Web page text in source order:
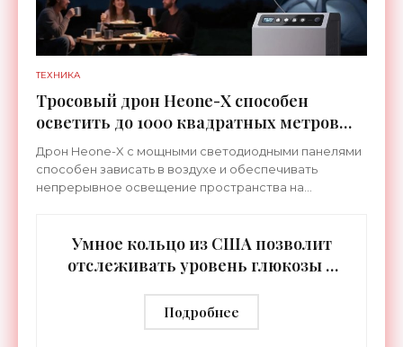
ТЕХНИКА
Тросовый дрон Heone-X способен
осветить до 1000 квадратных метров
земли - «Беспилотники»
Дрон Heone-X с мощными светодиодными панелями
способен зависать в воздухе и обеспечивать
непрерывное освещение пространства на
Умное кольцо из США позволит
отслеживать уровень глюкозы и
«Технологии»
Подробнее